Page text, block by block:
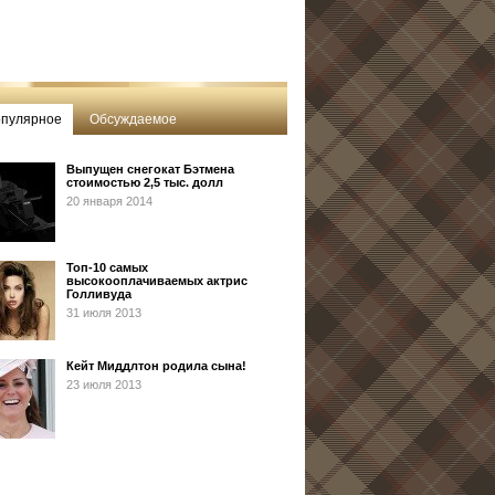
Обсуждаемое
Выпущен снегокат Бэтмена
стоимостью 2,5 тыс. долл
20 января 2014
Топ-10 самых
высокооплачиваемых актрис
Голливуда
31 июля 2013
Кейт Миддлтон родила сына!
23 июля 2013